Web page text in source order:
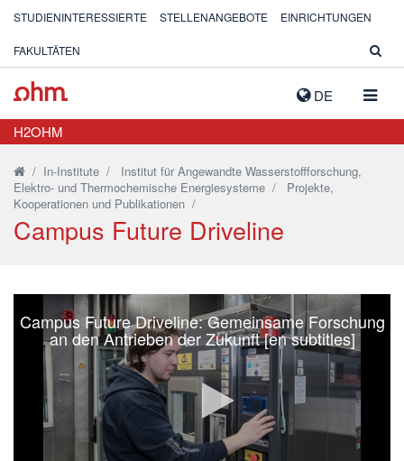
DE
STUDIENINTERESSIERTE STELLENANGEBOTE EINRICHTUNGEN
FAKULTÄTEN
H2OHM
/ In-Institute / Institut für Angewandte Wasserstoffforschung,
Elektro- und Thermochemische Energiesysteme / Projekte,
Kooperationen und Publikationen /
Campus Future Driveline
Campus Future Driveline: Gemeinsame Forschung
an den Antrieben der Zukunft [en subtitles]
Video
abspielen